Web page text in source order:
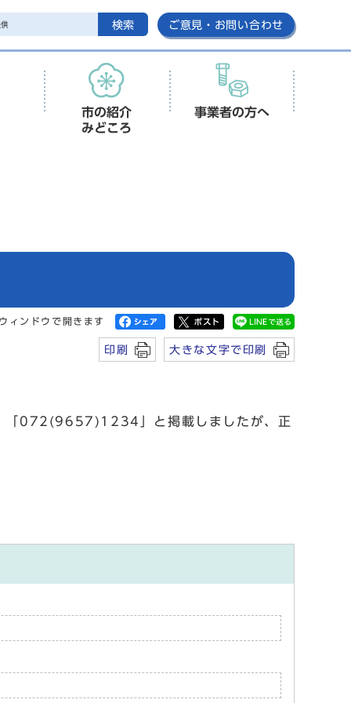
検索 ご意見・お問い合わせ
市の紹介
みどころ
事業者の方へ
ィンドウで開きます
印刷 大きな文字で印刷
「072(9657)1234」と掲載しましたが、正